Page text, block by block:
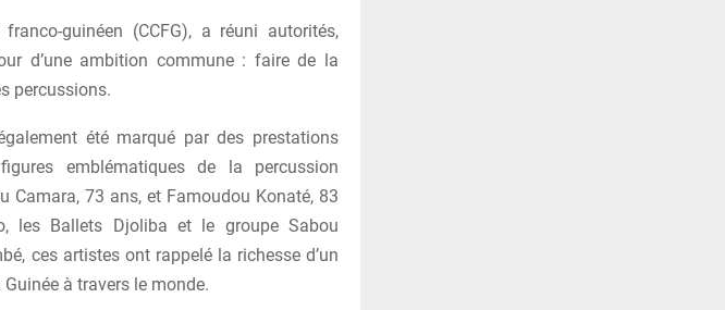
guinéen (CCFG), a réuni autorités,
d’une ambition commune : faire de la
percussions.
été marqué par des prestations
emblématiques de la percussion
Camara, 73 ans, et Famoudou Konaté, 83
les Ballets Djoliba et le groupe Sabou
ces artistes ont rappelé la richesse d’un
à travers le monde.